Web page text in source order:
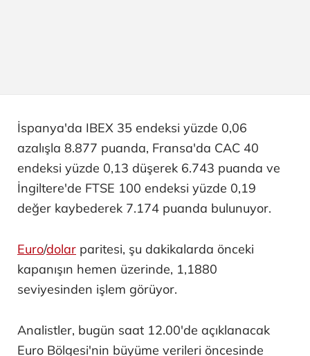
İspanya'da IBEX 35 endeksi yüzde 0,06
azalışla 8.877 puanda, Fransa'da CAC 40
endeksi yüzde 0,13 düşerek 6.743 puanda ve
İngiltere'de FTSE 100 endeksi yüzde 0,19
değer kaybederek 7.174 puanda bulunuyor.
Euro/dolar paritesi, şu dakikalarda önceki
kapanışın hemen üzerinde, 1,1880
seviyesinden işlem görüyor.
Analistler, bugün saat 12.00'de açıklanacak
Euro Bölgesi'nin büyüme verileri öncesinde